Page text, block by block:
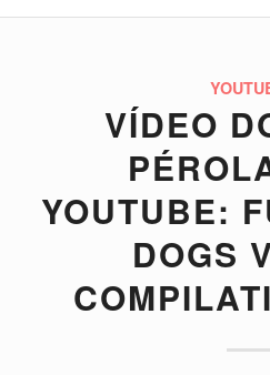
VÍDEO
YOUTUBE:
DOGS